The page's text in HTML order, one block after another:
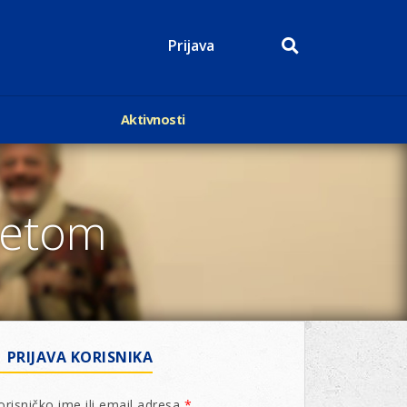
Prijava
Aktivnosti
Događaji
Lions Magazin
PRIJAVA KORISNIKA